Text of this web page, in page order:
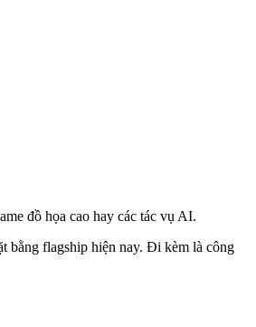
đồ họa cao hay các tác vụ AI.
bằng flagship hiện nay. Đi kèm là công